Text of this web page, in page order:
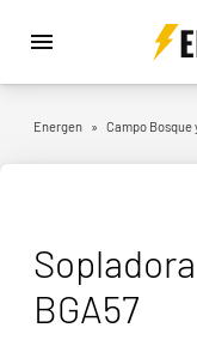
Energen » Campo Bosque
BGA57